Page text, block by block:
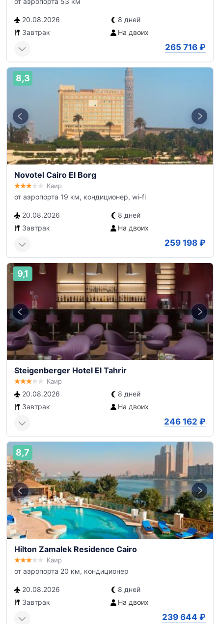
20.08.2026
8 дней
Завтрак
На двоих
265 716 ₽
8,3
Novotel Cairo El Borg
Каир
от аэропорта 19 км, кондиционер, wi-fi
20.08.2026
8 дней
Завтрак
На двоих
259 198 ₽
9,1
Steigenberger Hotel El Tahrir
Каир
20.08.2026
8 дней
Завтрак
На двоих
246 162 ₽
8,7
Hilton Zamalek Residence Cairo
Каир
от аэропорта 20 км, кондиционер
20.08.2026
8 дней
Завтрак
На двоих
239 644 ₽